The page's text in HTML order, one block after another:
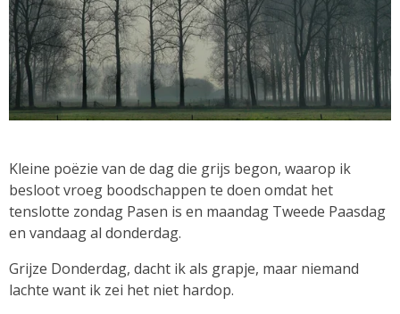
Kleine poëzie van de dag die grijs begon, waarop ik
besloot vroeg boodschappen te doen omdat het
tenslotte zondag Pasen is en maandag Tweede Paasdag
en vandaag al donderdag.
Grijze Donderdag, dacht ik als grapje, maar niemand
lachte want ik zei het niet hardop.